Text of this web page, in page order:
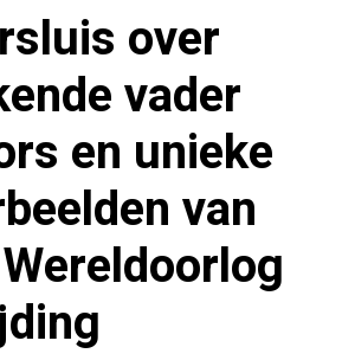
over
vader
en unieke
van